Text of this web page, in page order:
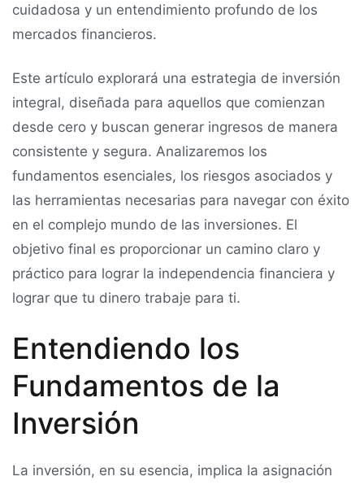
cuidadosa y un entendimiento profundo de los
mercados financieros.
Este artículo explorará una estrategia de inversión
integral, diseñada para aquellos que comienzan
desde cero y buscan generar ingresos de manera
consistente y segura. Analizaremos los
fundamentos esenciales, los riesgos asociados y
las herramientas necesarias para navegar con éxito
en el complejo mundo de las inversiones. El
objetivo final es proporcionar un camino claro y
práctico para lograr la independencia financiera y
lograr que tu dinero trabaje para ti.
Entendiendo los
Fundamentos de la
Inversión
La inversión, en su esencia, implica la asignación